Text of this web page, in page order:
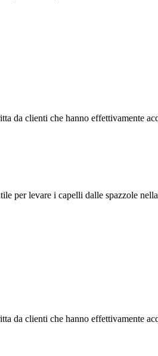
da clienti che hanno effettivamente
per levare i capelli dalle spazzole
da clienti che hanno effettivamente